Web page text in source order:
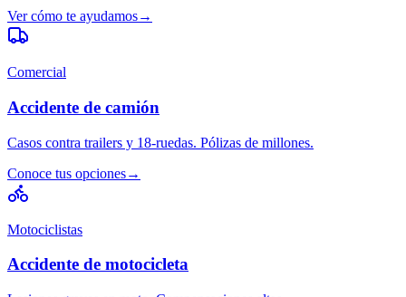
Ver cómo te ayudamos→
Comercial
Accidente de camión
Casos contra trailers y 18-ruedas. Pólizas de millones.
Conoce tus opciones→
Motociclistas
Accidente de motocicleta